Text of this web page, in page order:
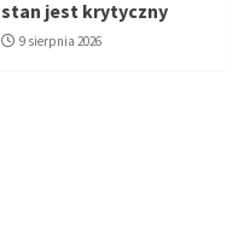
stan jest krytyczny
9 sierpnia 2026